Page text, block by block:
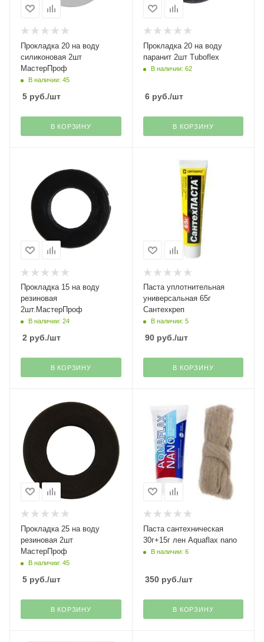
Прокладка 20 на воду
силиконовая 2шт
МастерПроф
В наличии: 45
5 руб./шт
В КОРЗИНУ
Прокладка 20 на воду
паранит 2шт Tuboflex
В наличии: 62
6руб./шт
В КОРЗИНУ
Прокладка 15 на воду
резиновая
2шт.МастерПроф
В наличии: 24
2 руб./шт
В КОРЗИНУ
Паста уплотнительная
универсальная 65г
Сантехкреп
В наличии: 5
90руб./шт
В КОРЗИНУ
Прокладка 25 на воду
резиновая 2шт
МастерПроф
В наличии: 45
5 руб./шт
В КОРЗИНУ
Паста сантехническая
30г+15г лен Aquaflax nano
В наличии: 6
350руб./шт
В КОРЗИНУ